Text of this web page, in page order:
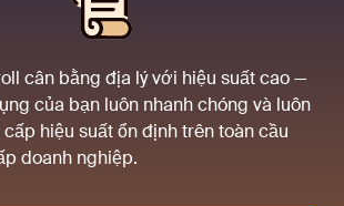
cân bằng địa lý với hiệu suất cao —
của bạn luôn nhanh chóng và luôn
hiệu suất ổn định trên toàn cầu
doanh nghiệp.